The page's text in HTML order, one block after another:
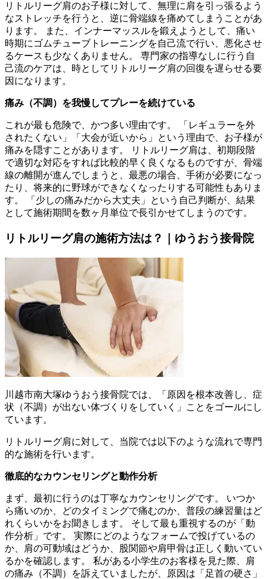
リトルリーグ肩のお子様に対して、無理に肩を引っ張るよう
なストレッチを行うと、逆に骨端線を痛めてしまうことがあ
ります。 また、インナーマッスルを鍛えようとして、痛い
時期にゴムチューブトレーニングを自己流で行い、悪化させ
るケースも少なくありません。 専門家の指導なしに行う自
己流のケアは、時としてリトルリーグ肩の回復を遅らせる要
因になります。
痛み（不調）を我慢してプレーを続けている
これが最も危険で、かつ多い理由です。 「レギュラーを外
されたくない」「大会が近いから」という理由で、お子様が
痛みを隠すことがあります。 リトルリーグ肩は、初期段階
で適切な対応をすれば比較的早く良くなるものですが、骨端
線の離開が進んでしまうと、最悪の場合、手術が必要になっ
たり、将来的に野球ができなくなったりする可能性もありま
す。 「少しの痛みだから大丈夫」という自己判断が、結果
として施術期間を数ヶ月単位で長引かせてしまうのです。
リトルリーグ肩の施術方法は？｜ゆうおう接骨院
川越市南大塚ゆうおう接骨院では、「原因を根本改善し、症
状（不調）が出ない体づくりをしていく」ことをゴールにし
ています。
リトルリーグ肩に対して、当院では以下のような流れで専門
的な施術を行います。
徹底的なカウンセリングと動作分析
まず、最初に行うのは丁寧なカウンセリングです。 いつか
ら痛いのか、どのタイミングで痛むのか、普段の練習量はど
れくらいかをお聞きします。 そして最も重視するのが「動
作分析」です。 実際にどのようなフォームで投げているの
か、肩の可動域はどうか、股関節や肩甲骨は正しく動いてい
るかを確認します。 私がある小学生のお客様を見た際、肩
の痛み（不調）を訴えていましたが、原因は「足首の硬さ」